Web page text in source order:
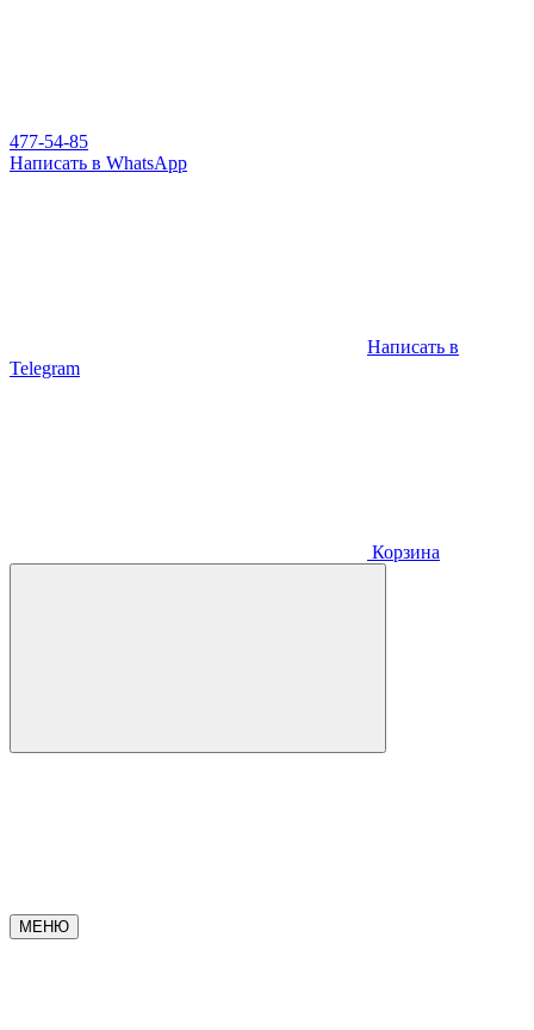
477-54-85
Написать в WhatsApp
Написать в
Telegram
Корзина
МЕНЮ